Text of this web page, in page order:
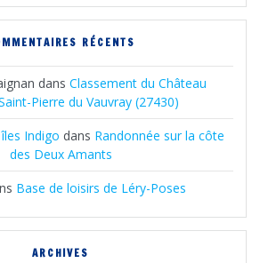
RÉCENTS
dans Classement du Château
Pierre du Vauvray (27430)
Indigo dans Randonnée sur la côte
des Deux Amants
Base de loisirs de Léry-Poses
ARCHIVES